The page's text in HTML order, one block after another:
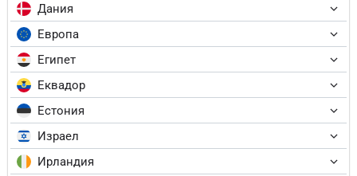
Дания
Европа
Египет
Еквадор
Естония
Израел
Ирландия